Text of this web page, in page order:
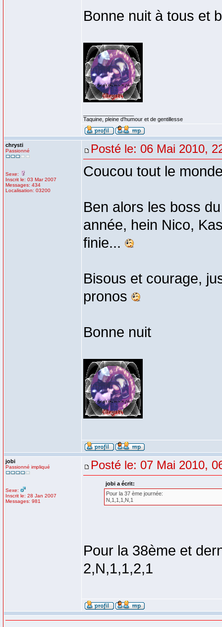
Bonne nuit à tous et
Taquine, pleine d'humour et de gentillesse
chrysti
Passionné
Sexe:
Inscrit le: 03 Mar 2007
Messages: 434
Localisation: 03200
Posté le: 06 Mai 2010,
Coucou tout le
Ben alors les boss
année, hein Nico,
finie...
Bisous et courage,
pronos
Bonne nuit
jobi
Passionné impliqué
Sexe:
Inscrit le: 28 Jan 2007
Messages: 981
Posté le: 07 Mai 2010,
jobi a écrit:
Pour la 37 ème journée:
N,1,1,1,N,1
Pour la 38ème et
2,N,1,1,2,1